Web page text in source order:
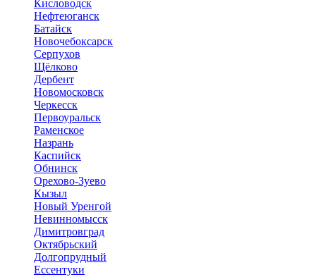
Кисловодск
Нефтеюганск
Батайск
Новочебоксарск
Серпухов
Щёлково
Дербент
Новомосковск
Черкесск
Первоуральск
Раменское
Назрань
Каспийск
Обнинск
Орехово-Зуево
Кызыл
Новый Уренгой
Невинномысск
Димитровград
Октябрьский
Долгопрудный
Ессентуки